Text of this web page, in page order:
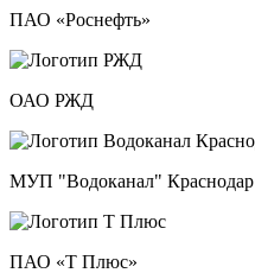
ПАО «Роснефть»
ОАО РЖД
МУП "Водоканал" Краснодар
ПАО «Т Плюс»